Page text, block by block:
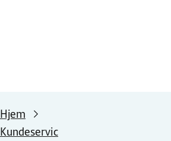
Hjem
Kundeservic